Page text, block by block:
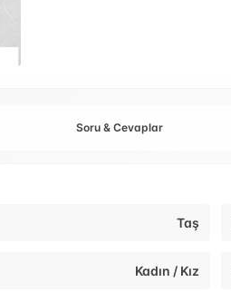
Soru & Cevaplar
Taş
Kadın / Kız